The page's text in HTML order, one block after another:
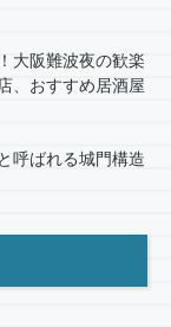
大阪難波夜の歓楽
、おすすめ居酒屋
呼ばれる城門構造